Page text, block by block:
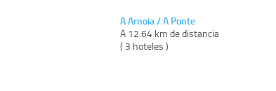
A Arnoia / A Ponte
A 12.64 km de distancia
( 3 hoteles )